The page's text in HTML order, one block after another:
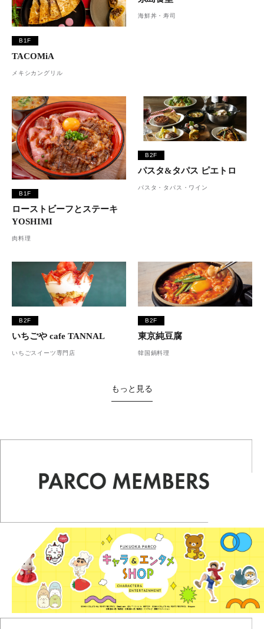
B1F
TACOMiA
メキシカングリル
海鮮丼・寿司
B1F
ローストビーフとステーキ
YOSHIMI
肉料理
B2F
パスタ&タパス ピエトロ
パスタ・タパス・ワイン
B2F
いちごや cafe TANNAL
いちごスイーツ専門店
B2F
東京純豆腐
韓国鍋料理
もっと見る